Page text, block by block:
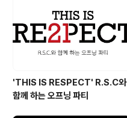
'THIS IS RESPECT' R.S.C와
함께 하는 오프닝 파티